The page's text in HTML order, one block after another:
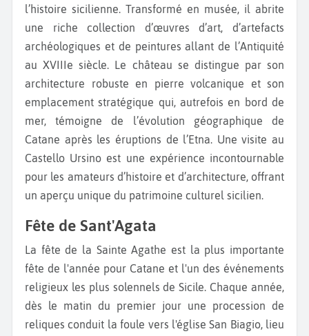
l’histoire sicilienne. Transformé en musée, il abrite
une riche collection d’œuvres d’art, d’artefacts
archéologiques et de peintures allant de l’Antiquité
au XVIIIe siècle. Le château se distingue par son
architecture robuste en pierre volcanique et son
emplacement stratégique qui, autrefois en bord de
mer, témoigne de l’évolution géographique de
Catane après les éruptions de l’Etna. Une visite au
Castello Ursino est une expérience incontournable
pour les amateurs d’histoire et d’architecture, offrant
un aperçu unique du patrimoine culturel sicilien.
Fête de Sant'Agata
La fête de la Sainte Agathe est la plus importante
fête de l'année pour Catane et l'un des événements
religieux les plus solennels de Sicile. Chaque année,
dès le matin du premier jour une procession de
reliques conduit la foule vers l'église San Biagio, lieu